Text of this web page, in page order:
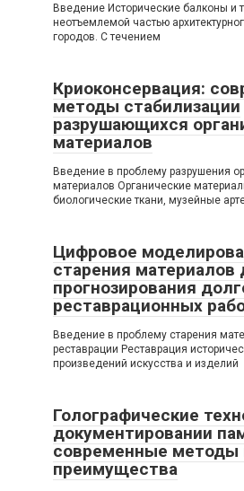
Введение Исторические балконы и
неотъемлемой частью
городов. С течением
Криоконсервация:
методы стабилизации
разрушающихся
материалов
Введение в проблему разрушения
материалов Органические
биологические ткани, музейные
Цифровое
старения материалов
прогнозирования
реставрационных
Введение в проблему старения
реставрации Реставрация
произведений искусства и изделий
Голографические
документировании
современные методы
преимущества